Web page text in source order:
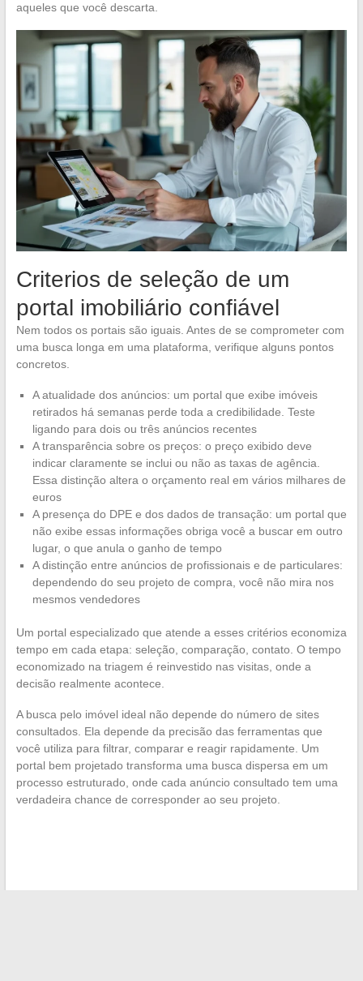
aqueles que você descarta.
Criterios de seleção de um
portal imobiliário confiável
Nem todos os portais são iguais. Antes de se comprometer com
uma busca longa em uma plataforma, verifique alguns pontos
concretos.
A atualidade dos anúncios: um portal que exibe imóveis
retirados há semanas perde toda a credibilidade. Teste
ligando para dois ou três anúncios recentes
A transparência sobre os preços: o preço exibido deve
indicar claramente se inclui ou não as taxas de agência.
Essa distinção altera o orçamento real em vários milhares de
euros
A presença do DPE e dos dados de transação: um portal que
não exibe essas informações obriga você a buscar em outro
lugar, o que anula o ganho de tempo
A distinção entre anúncios de profissionais e de particulares:
dependendo do seu projeto de compra, você não mira nos
mesmos vendedores
Um portal especializado que atende a esses critérios economiza
tempo em cada etapa: seleção, comparação, contato. O tempo
economizado na triagem é reinvestido nas visitas, onde a
decisão realmente acontece.
A busca pelo imóvel ideal não depende do número de sites
consultados. Ela depende da precisão das ferramentas que
você utiliza para filtrar, comparar e reagir rapidamente. Um
portal bem projetado transforma uma busca dispersa em um
processo estruturado, onde cada anúncio consultado tem uma
verdadeira chance de corresponder ao seu projeto.